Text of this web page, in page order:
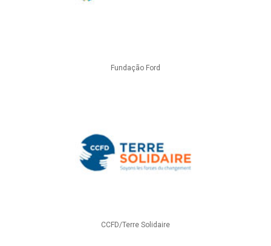
Fundação Ford
CCFD/Terre Solidaire